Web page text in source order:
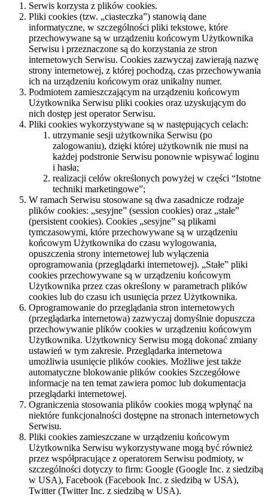
Serwis korzysta z plików cookies.
Pliki cookies (tzw. „ciasteczka”) stanowią dane
informatyczne, w szczególności pliki tekstowe, które
przechowywane są w urządzeniu końcowym Użytkownika
Serwisu i przeznaczone są do korzystania ze stron
internetowych Serwisu. Cookies zazwyczaj zawierają nazwę
strony internetowej, z której pochodzą, czas przechowywania
ich na urządzeniu końcowym oraz unikalny numer.
Podmiotem zamieszczającym na urządzeniu końcowym
Użytkownika Serwisu pliki cookies oraz uzyskującym do
nich dostęp jest operator Serwisu.
Pliki cookies wykorzystywane są w następujących celach:
utrzymanie sesji użytkownika Serwisu (po
zalogowaniu), dzięki której użytkownik nie musi na
każdej podstronie Serwisu ponownie wpisywać loginu
i hasła;
realizacji celów określonych powyżej w części “Istotne
techniki marketingowe”;
W ramach Serwisu stosowane są dwa zasadnicze rodzaje
plików cookies: „sesyjne” (session cookies) oraz „stałe”
(persistent cookies). Cookies „sesyjne” są plikami
tymczasowymi, które przechowywane są w urządzeniu
końcowym Użytkownika do czasu wylogowania,
opuszczenia strony internetowej lub wyłączenia
oprogramowania (przeglądarki internetowej). „Stałe” pliki
cookies przechowywane są w urządzeniu końcowym
Użytkownika przez czas określony w parametrach plików
cookies lub do czasu ich usunięcia przez Użytkownika.
Oprogramowanie do przeglądania stron internetowych
(przeglądarka internetowa) zazwyczaj domyślnie dopuszcza
przechowywanie plików cookies w urządzeniu końcowym
Użytkownika. Użytkownicy Serwisu mogą dokonać zmiany
ustawień w tym zakresie. Przeglądarka internetowa
umożliwia usunięcie plików cookies. Możliwe jest także
automatyczne blokowanie plików cookies Szczegółowe
informacje na ten temat zawiera pomoc lub dokumentacja
przeglądarki internetowej.
Ograniczenia stosowania plików cookies mogą wpłynąć na
niektóre funkcjonalności dostępne na stronach internetowych
Serwisu.
Pliki cookies zamieszczane w urządzeniu końcowym
Użytkownika Serwisu wykorzystywane mogą być również
przez współpracujące z operatorem Serwisu podmioty, w
szczególności dotyczy to firm: Google (Google Inc. z siedzibą
w USA), Facebook (Facebook Inc. z siedzibą w USA),
Twitter (Twitter Inc. z siedzibą w USA).